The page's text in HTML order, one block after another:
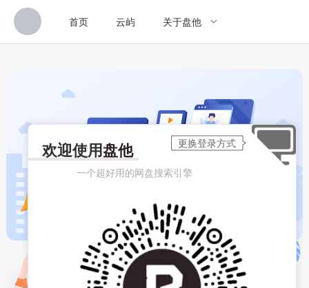
首页 云屿 关于盘他
欢迎使用盘他
一个超好用的网盘搜索引擎